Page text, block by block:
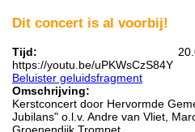
Dit concert is al voorbij!
Tijd:
https://youtu.be/uPKWsCzS84Y
Beluister geluidsfragment
Omschrijving:
Kerstconcert door Hervormde
Jubilans" o.l.v. Andre van Vliet,